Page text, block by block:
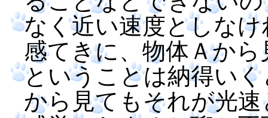
なく近い速度としな
感てきに、物体Ａか
ということは納得い
から見てもそれが光